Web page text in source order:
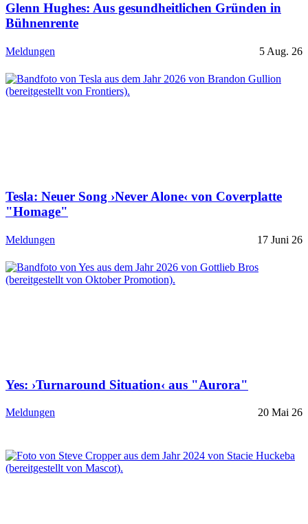
Glenn Hughes: Aus gesundheitlichen Gründen in
Bühnenrente
Meldungen 5 Aug. 26
Tesla: Neuer Song ›Never Alone‹ von Coverplatte
"Homage"
Meldungen 17 Juni 26
Yes: ›Turnaround Situation‹ aus "Aurora"
Meldungen 20 Mai 26